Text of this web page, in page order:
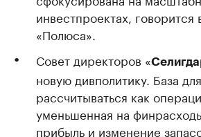
инвестпроектах,
«Полюса».
Совет директоров «
новую дивполитику. База
рассчитываться как
уменьшенная на
прибыль и изменение